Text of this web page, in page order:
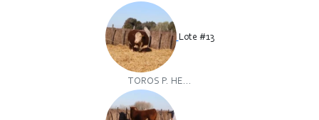
Lote #13
TOROS P. HE...